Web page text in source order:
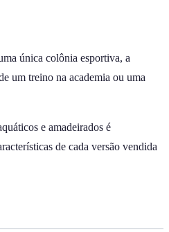
única colônia esportiva, a
um treino na academia ou uma
e amadeirados é
de cada versão vendida